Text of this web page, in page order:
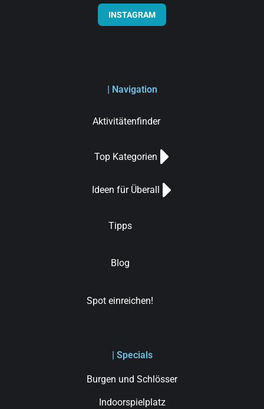
INSTAGRAM
| Navigation
Aktivitätenfinder
Top Kategorien
Ideen für Überall
Tipps
Blog
Spot einreichen!
| Specials
Burgen und Schlösser
Indoorspielplatz